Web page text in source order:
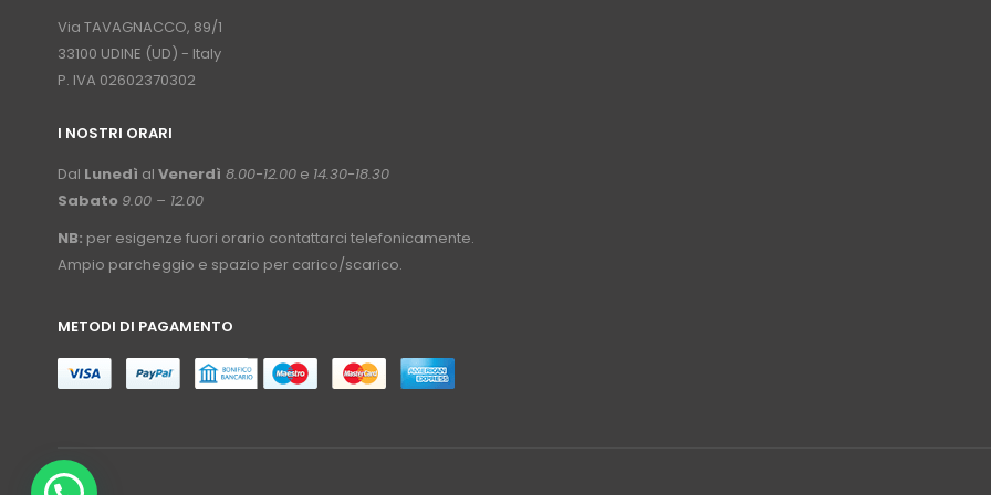
Via TAVAGNACCO, 89/1
33100 UDINE (UD) - Italy
P. IVA 02602370302
I NOSTRI ORARI
Dal Lunedì al Venerdì 8.00-12.00 e 14.30-18.30
Sabato 9.00 – 12.00
NB: per esigenze fuori orario contattarci telefonicamente.
Ampio parcheggio e spazio per carico/scarico.
METODI DI PAGAMENTO